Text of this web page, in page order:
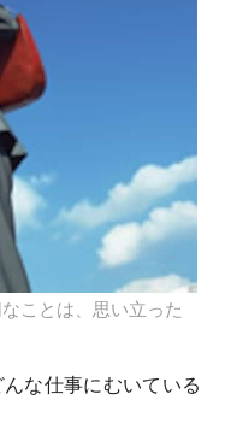
ことは、思い立った
な仕事にむいている